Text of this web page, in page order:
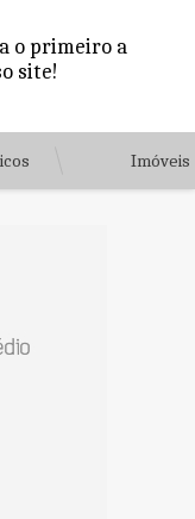
o primeiro a
site!
Imóveis